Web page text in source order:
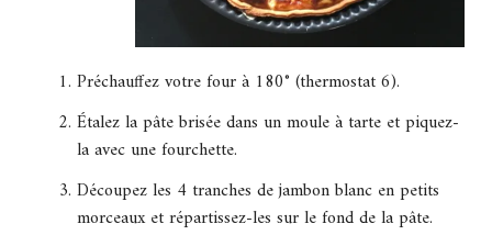
Préchauffez votre four à 180° (thermostat 6).
Étalez la pâte brisée dans un moule à tarte et piquez-
la avec une fourchette.
Découpez les 4 tranches de jambon blanc en petits
morceaux et répartissez-les sur le fond de la pâte.